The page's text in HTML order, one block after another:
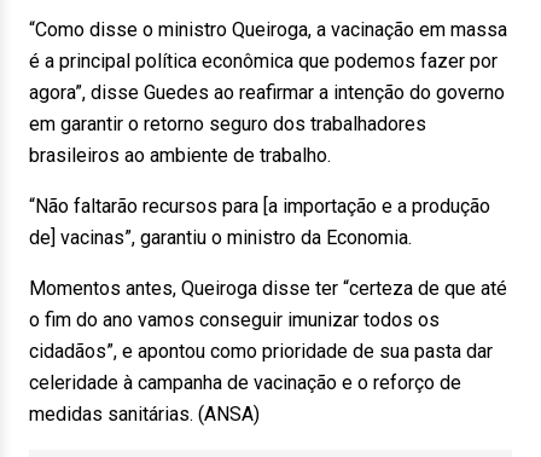
“Como disse o ministro Queiroga, a vacinação em massa
é a principal política econômica que podemos fazer por
agora”, disse Guedes ao reafirmar a intenção do governo
em garantir o retorno seguro dos trabalhadores
brasileiros ao ambiente de trabalho.
“Não faltarão recursos para [a importação e a produção
de] vacinas”, garantiu o ministro da Economia.
Momentos antes, Queiroga disse ter “certeza de que até
o fim do ano vamos conseguir imunizar todos os
cidadãos”, e apontou como prioridade de sua pasta dar
celeridade à campanha de vacinação e o reforço de
medidas sanitárias. (ANSA)